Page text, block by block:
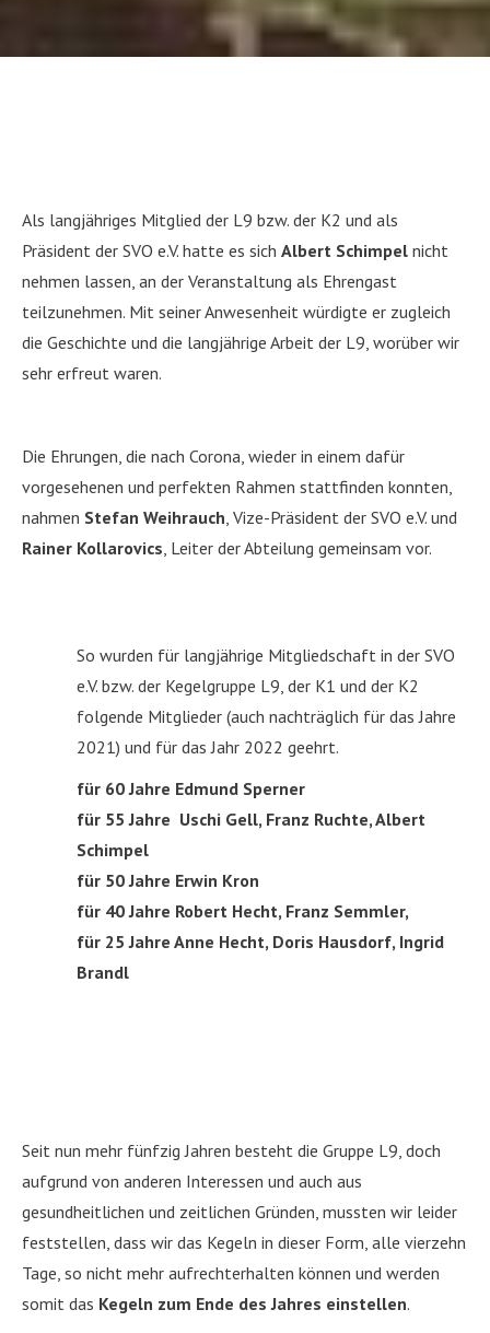
Als langjähriges Mitglied der L9 bzw. der K2 und als
Präsident der SVO e.V. hatte es sich Albert Schimpel nicht
nehmen lassen, an der Veranstaltung als Ehrengast
teilzunehmen. Mit seiner Anwesenheit würdigte er zugleich
die Geschichte und die langjährige Arbeit der L9, worüber wir
sehr erfreut waren.
Die Ehrungen, die nach Corona, wieder in einem dafür
vorgesehenen und perfekten Rahmen stattfinden konnten,
nahmen Stefan Weihrauch, Vize-Präsident der SVO e.V. und
Rainer Kollarovics, Leiter der Abteilung gemeinsam vor.
So wurden für langjährige Mitgliedschaft in der SVO
e.V. bzw. der Kegelgruppe L9, der K1 und der K2
folgende Mitglieder (auch nachträglich für das Jahre
2021) und für das Jahr 2022 geehrt.
für 60 Jahre Edmund Sperner
für 55 Jahre Uschi Gell, Franz Ruchte, Albert
Schimpel
für 50 Jahre Erwin Kron
für 40 Jahre Robert Hecht, Franz Semmler,
für 25 Jahre Anne Hecht, Doris Hausdorf, Ingrid
Brandl
Seit nun mehr fünfzig Jahren besteht die Gruppe L9, doch
aufgrund von anderen Interessen und auch aus
gesundheitlichen und zeitlichen Gründen, mussten wir leider
feststellen, dass wir das Kegeln in dieser Form, alle vierzehn
Tage, so nicht mehr aufrechterhalten können und werden
somit das Kegeln zum Ende des Jahres einstellen.